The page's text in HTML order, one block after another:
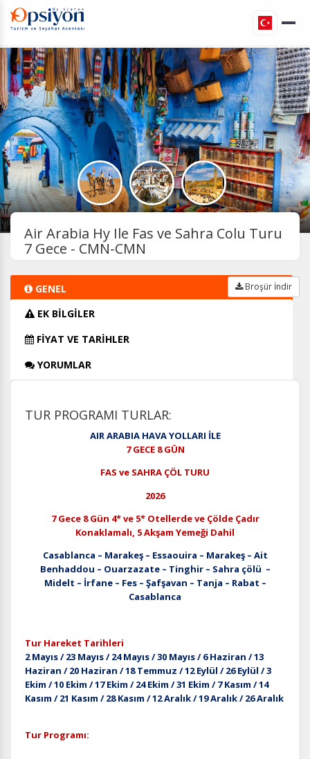
Air Arabia Hy Ile Fas ve Sahra Colu Turu
7 Gece - CMN-CMN
GENEL
EK BİLGİLER
FİYAT VE TARİHLER
YORUMLAR
Broşür İndir
TUR PROGRAMI TURLAR:
AIR ARABIA HAVA YOLLARI İLE
7 GECE 8 GÜN
FAS ve SAHRA ÇÖL TURU
2026
7 Gece 8 Gün 4* ve 5* Otellerde ve Çölde Çadır
Konaklamalı, 5 Akşam Yemeği Dahil
Casablanca – Marakeş – Essaouira – Marakeş – Ait
Benhaddou – Ouarzazate – Tinghir – Sahra çölü –
Midelt – İrfane – Fes – Şafşavan – Tanja – Rabat –
Casablanca
Tur Hareket Tarihleri
2 Mayıs / 23 Mayıs / 24 Mayıs / 30 Mayıs / 6 Haziran / 13
Haziran / 20 Haziran / 18 Temmuz / 12 Eylül / 26 Eylül / 3
Ekim / 10 Ekim / 17 Ekim / 24 Ekim / 31 Ekim / 7 Kasım / 14
Kasım / 21 Kasım / 28 Kasım / 12 Aralık / 19 Aralık / 26 Aralık
Tur Programı: